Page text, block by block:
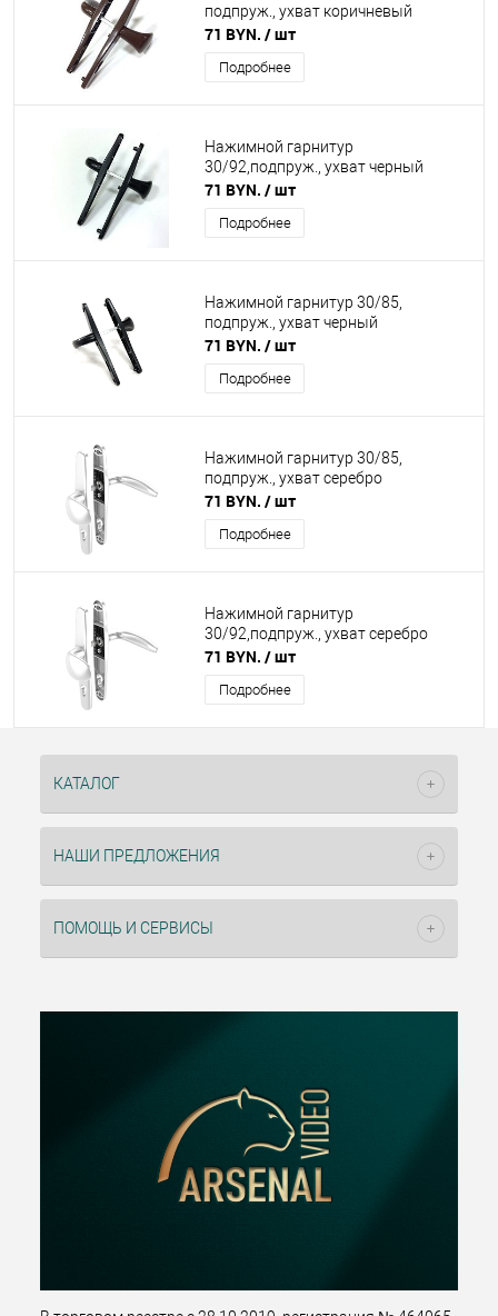
подпруж., ухват коричневый
71 BYN. / шт
Подробнее
Нажимной гарнитур
30/92,подпруж., ухват черный
71 BYN. / шт
Подробнее
Нажимной гарнитур 30/85,
подпруж., ухват черный
71 BYN. / шт
Подробнее
Нажимной гарнитур 30/85,
подпруж., ухват серебро
71 BYN. / шт
Подробнее
Нажимной гарнитур
30/92,подпруж., ухват серебро
71 BYN. / шт
Подробнее
КАТАЛОГ
НАШИ ПРЕДЛОЖЕНИЯ
ПОМОЩЬ И СЕРВИСЫ